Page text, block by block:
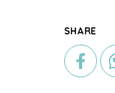
SHARE